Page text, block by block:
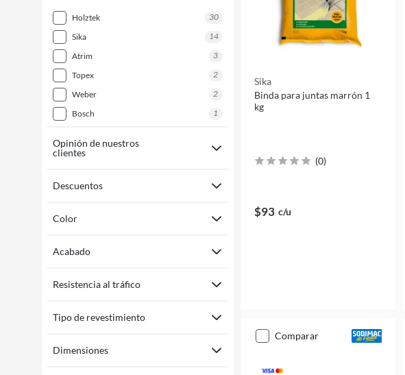
holztek
30
sika
14
atrim
3
topex
2
weber
2
bosch
1
Opinión de nuestros
clientes
Descuentos
Color
Acabado
Resistencia al tráfico
Tipo de revestimiento
Dimensiones
Sika
Binda para juntas marrón 1
kg
(0)
$93 c/u
comparar